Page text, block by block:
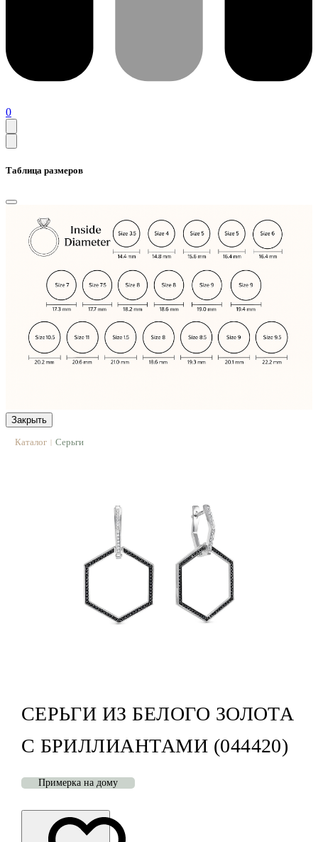
0
Таблица размеров
Закрыть
Каталог | Серьги
СЕРЬГИ ИЗ БЕЛОГО ЗОЛОТА
С БРИЛЛИАНТАМИ (044420)
Примерка на дому